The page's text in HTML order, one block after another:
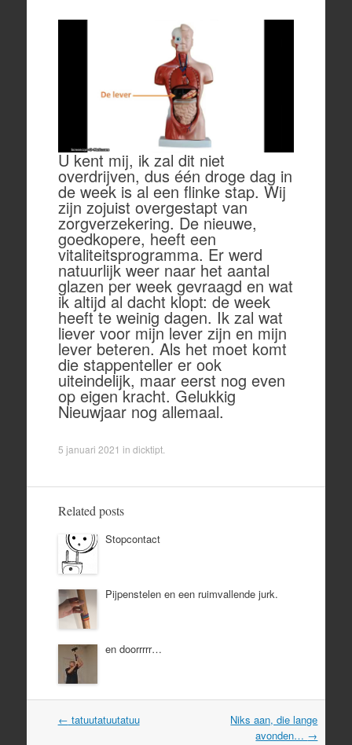
U kent mij, ik zal dit niet
overdrijven, dus één droge dag in
de week is al een flinke stap. Wij
zijn zojuist overgestapt van
zorgverzekering. De nieuwe,
goedkopere, heeft een
vitaliteitsprogramma. Er werd
natuurlijk weer naar het aantal
glazen per week gevraagd en wat
ik altijd al dacht klopt: de week
heeft te weinig dagen. Ik zal wat
liever voor mijn lever zijn en mijn
lever beteren. Als het moet komt
die stappenteller er ook
uiteindelijk, maar eerst nog even
op eigen kracht. Gelukkig
Nieuwjaar nog allemaal.
5 januari 2021 in dicktipt.
Related posts
Stopcontact
Pijpenstelen en een ruimvallende jurk.
en doorrrrr…
Post
← tatuutatuutatuu
Niks aan, die lange
avonden… →